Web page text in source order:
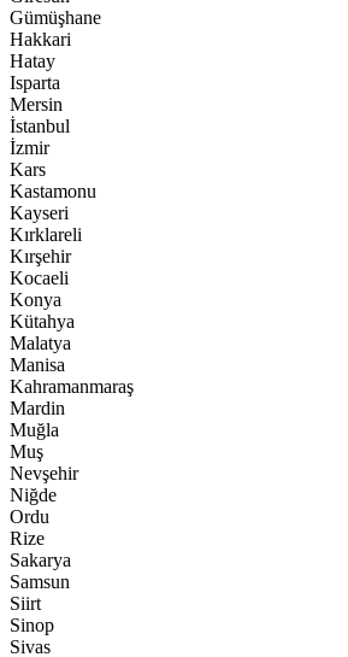
Gümüşhane
Hakkari
Hatay
Isparta
Mersin
İstanbul
İzmir
Kars
Kastamonu
Kayseri
Kırklareli
Kırşehir
Kocaeli
Konya
Kütahya
Malatya
Manisa
Kahramanmaraş
Mardin
Muğla
Muş
Nevşehir
Niğde
Ordu
Rize
Sakarya
Samsun
Siirt
Sinop
Sivas